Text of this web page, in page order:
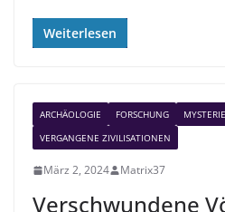
Weiterlesen
ARCHÄOLOGIE FORSCHUNG
VERGANGENE ZIVILISATIONEN
März 2, 2024 Matrix37
Verschwundene